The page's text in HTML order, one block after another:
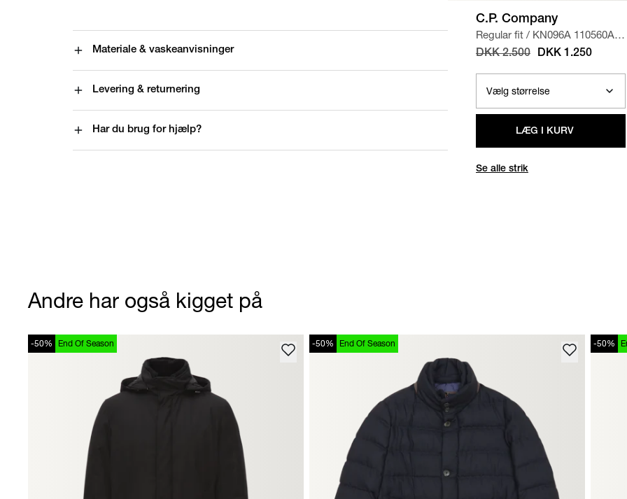
Materiale & vaskeanvisninger
Levering & returnering
Har du brug for hjælp?
C.P. Company
Regular fit / KN096A 110560A
STRIK
SAND
DKK 2.500 DKK 1.250
LÆG I KURV
Se alle strik
Andre har også kigget på
-50% End Of Season -50% End Of Season -50%